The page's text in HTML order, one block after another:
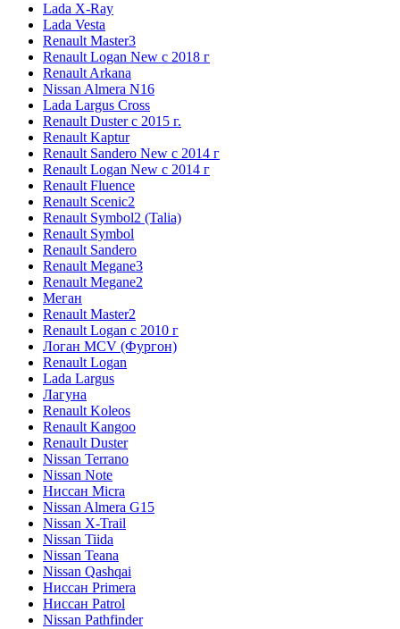
Lada X-Ray
Lada Vesta
Renault Master3
Renault Logan New с 2018 г
Renault Arkana
Nissan Almera N16
Lada Largus Cross
Renault Duster с 2015 г.
Renault Kaptur
Renault Sandero New с 2014 г
Renault Logan New с 2014 г
Renault Fluence
Renault Scenic2
Renault Symbol2 (Talia)
Renault Symbol
Renault Sandero
Renault Megane3
Renault Megane2
Меган
Renault Master2
Renault Logan c 2010 г
Логан МСV (Фургон)
Renault Logan
Lada Largus
Лагуна
Renault Koleos
Renault Kangoo
Renault Duster
Nissan Terrano
Nissan Note
Ниссан Micra
Nissan Almera G15
Nissan X-Trail
Nissan Tiida
Nissan Teana
Nissan Qashqai
Ниссан Primera
Ниссан Patrol
Nissan Pathfinder